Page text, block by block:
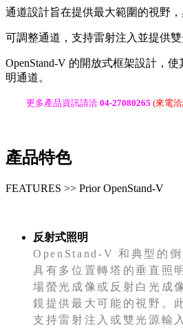
通道設計旨在提供最大範圍的視野，
可調整通道，支持雷射注入並提供雙
OpenStand-V 的開放式框架設計，
明通道。
更多產品資訊請洽 04-27080265 (來電
產品特色
FEATURES >> Prior OpenStand-V
反射式照明
OpenStand-V 和典型的
具有多位置轉塔的垂直照
場螢光成像或反射白光成
鏡提供最大可能的視野。
支持雷射注入或雙光源輸